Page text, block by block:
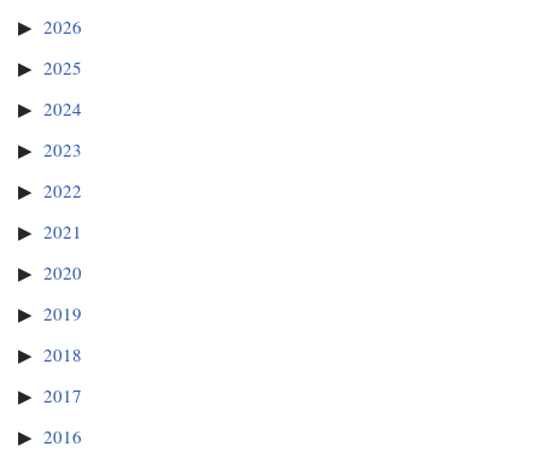
2026
2025
2024
2023
2022
2021
2020
2019
2018
2017
2016